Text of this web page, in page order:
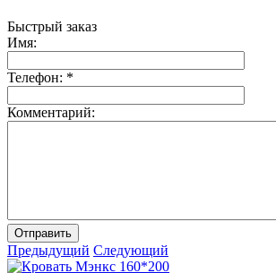
Быстрый заказ
Имя:
Телефон: *
Комментарий:
Отправить
Предыдущий Следующий